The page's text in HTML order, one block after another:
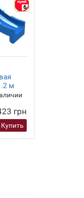
6
м
грн
Купить